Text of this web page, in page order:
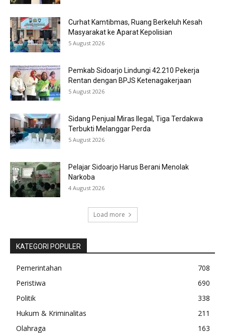
Curhat Kamtibmas, Ruang Berkeluh Kesah
Masyarakat ke Aparat Kepolisian
5 August 2026
Pemkab Sidoarjo Lindungi 42.210 Pekerja
Rentan dengan BPJS Ketenagakerjaan
5 August 2026
Sidang Penjual Miras Ilegal, Tiga Terdakwa
Terbukti Melanggar Perda
5 August 2026
Pelajar Sidoarjo Harus Berani Menolak
Narkoba
4 August 2026
Load more
KATEGORI POPULER
Pemerintahan
708
Peristiwa
690
Politik
338
Hukum & Kriminalitas
211
Olahraga
163